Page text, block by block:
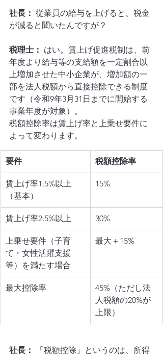
社長： 従業員の給与を上げると、税金
が減ると聞いたんですが？
税理士： はい。賃上げ促進税制は、前
年度より給与等の支給額を一定割合以
上増加させた中小企業が、増加額の一
部を法人税額から直接控除できる制度
です（令和9年3月31日までに開始する
事業年度が対象）。
税額控除率は賃上げ率と上乗せ要件に
よって変わります。
要件 税額控除率
賃上げ率1.5%以上
（基本）
15%
賃上げ率2.5%以上 30%
上乗せ要件（子育
て・女性活躍支援
等）を満たす場合
最大＋15%
最大控除率
45%（ただし法
人税額の20%が
上限）
社長：
「税額控除」というのは、所得